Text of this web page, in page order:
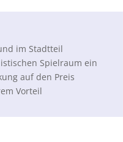
im Stadtteil
Spielraum ein
auf den Preis
Vorteil